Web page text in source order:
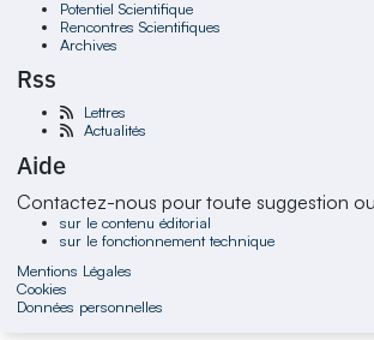
Potentiel Scientifique
Rencontres Scientifiques
Archives
Rss
Lettres
Actualités
Aide
Contactez-nous pour toute suggestion
sur le contenu éditorial
sur le fonctionnement technique
Mentions Légales
Cookies
Données personnelles